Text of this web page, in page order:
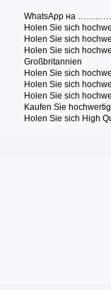
WhatsApp на …………
Holen Sie sich
Holen Sie sich
Holen Sie sich
Großbritannien
Holen Sie sich
Holen Sie sich
Holen Sie sich
Kaufen Sie
Holen Sie sich High